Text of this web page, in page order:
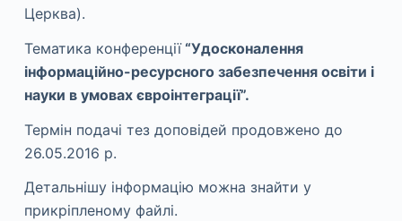
Церква).
Тематика конференції“Удосконалення
інформаційно-ресурсного забезпечення освіти і
науки в умовах євроінтеграції”.
Термін подачі тез доповідей продовжено до
26.05.2016 р.
Детальнішу інформацію можна знайти у
прикріпленому файлі.